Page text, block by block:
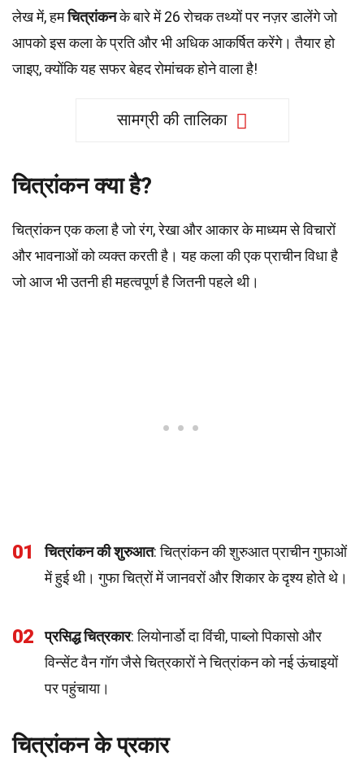
लेख में, हमचित्रांकनके बारे में 26 रोचक तथ्यों पर नज़र डालेंगे जो
आपको इस कला के प्रति और भी अधिक आकर्षित करेंगे। तैयार हो
जाइए, क्योंकि यह सफर बेहद रोमांचक होने वाला है!
सामग्री की तालिका
चित्रांकन क्या है?
चित्रांकन एक कला है जो रंग, रेखा और आकार के माध्यम से विचारों
और भावनाओं को व्यक्त करती है। यह कला की एक प्राचीन विधा है
जो आज भी उतनी ही महत्वपूर्ण है जितनी पहले थी।
01 चित्रांकन की शुरुआत: चित्रांकन की शुरुआत प्राचीन गुफाओं
में हुई थी। गुफा चित्रों में जानवरों और शिकार के दृश्य होते थे।
02 प्रसिद्ध चित्रकार: लियोनार्डो दा विंची, पाब्लो पिकासो और
विन्सेंट वैन गॉग जैसे चित्रकारों ने चित्रांकन को नई ऊंचाइयों
पर पहुंचाया।
चित्रांकन के प्रकार